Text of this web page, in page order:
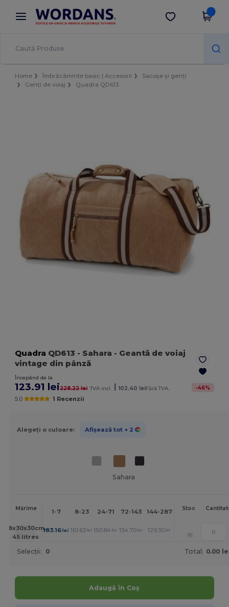
× Aplicația Wordans
Prețuri mai bune în aplicație!
Descarcă app
Home Îmbrăcăminte basic | Accesorii
Sacoșe și genți
Genți de voiaj
Quadra QD613
Quadra QD613 - Sahara - Geantă de voiaj
vintage din pânză
Începând de la
123.91 lei228.22 lei TVA incl. | 102.40 leiFără TVA. -46%
5.0 1 Recenzii
Alegeți o culoare: Afișează tot + 2
Sahara
Mărime 1-7 8-23 24-71 72-143 144-287 288 +
Mai
Stoc
58x30x30cm.
45 litres
183.16lei 161.63 lei 150.84 lei 134.70 lei 129.30 lei
91
Selecții: 0 Total: 0.00
Adaugă în Coș